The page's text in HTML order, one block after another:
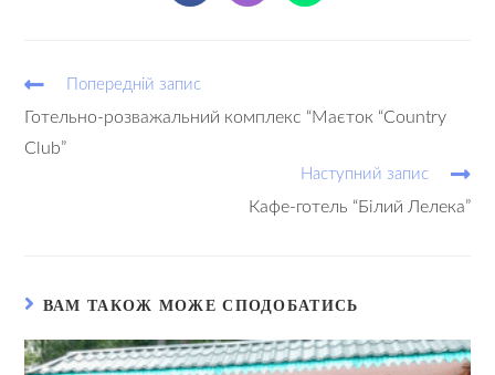
Попередній запис
Готельно-розважальний комплекс “Маєток “Country
Club”
Наступний запис
Кафе-готель “Білий Лелека”
ВАМ ТАКОЖ МОЖЕ СПОДОБАТИСЬ